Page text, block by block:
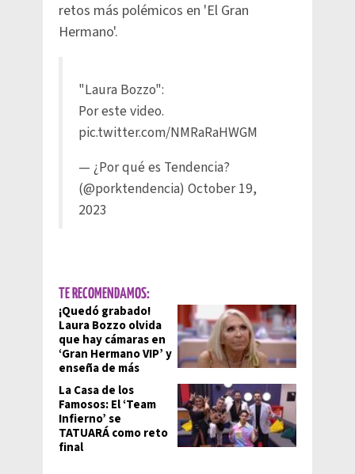
retos más polémicos en 'El Gran
Hermano'.
"Laura Bozzo":
Por este video.
pic.twitter.com/NMRaRaHWGM
— ¿Por qué es Tendencia?
(@porktendencia) October 19,
2023
TE RECOMENDAMOS:
¡Quedó grabado!
Laura Bozzo olvida
que hay cámaras en
‘Gran Hermano VIP’ y
enseña de más
La Casa de los
Famosos: El ‘Team
Infierno’ se
TATUARÁ como reto
final